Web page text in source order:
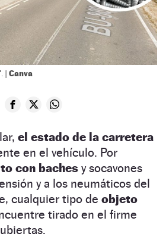
| Canva
el estado de la carretera
en el vehículo. Por
con baches y socavones
y a los neumáticos del
cualquier tipo de objeto
tirado en el firme